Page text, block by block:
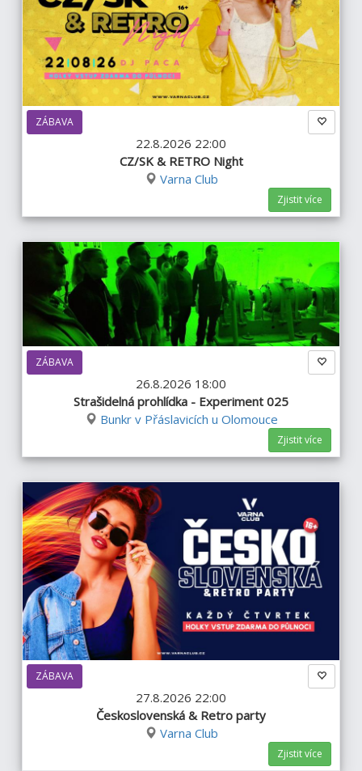
ZÁBAVA
22.8.2026 22:00
CZ/SK & RETRO Night
Varna Club
Zjistit více
ZÁBAVA
26.8.2026 18:00
Strašidelná prohlídka - Experiment 025
Bunkr v Přáslavicích u Olomouce
Zjistit více
ZÁBAVA
27.8.2026 22:00
Československá & Retro party
Varna Club
Zjistit více